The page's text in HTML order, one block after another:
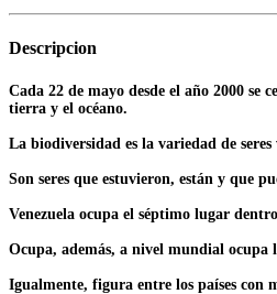
Descripcion
Cada 22 de mayo desde el año 2000
tierra y el océano.
La biodiversidad es la variedad de
Son seres que estuvieron, están y que
Venezuela ocupa el séptimo lugar
Ocupa, además, a nivel mundial ocupa
Igualmente, figura entre los países con